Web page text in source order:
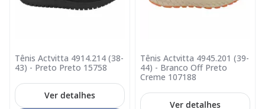
Tênis Actvitta 4914.214 (38-
43) - Preto Preto 15758
Ver detalhes
Tênis Actvitta 4945.201 (39-
44) - Branco Off Preto
Creme 107188
Ver detalhes